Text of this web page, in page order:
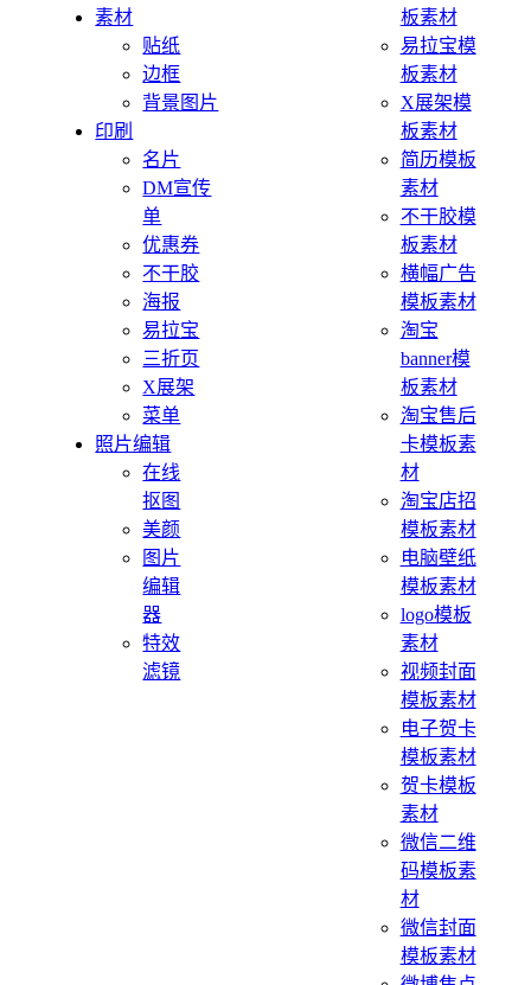
素材
贴纸
边框
背景图片
印刷
名片
DM宣传
单
优惠券
不干胶
海报
易拉宝
三折页
X展架
菜单
照片编辑
在线
抠图
美颜
图片
编辑
器
特效
滤镜
板素材
易拉宝模
板素材
X展架模
板素材
简历模板
素材
不干胶模
板素材
横幅广告
模板素材
淘宝
banner模
板素材
淘宝售后
卡模板素
材
淘宝店招
模板素材
电脑壁纸
模板素材
logo模板
素材
视频封面
模板素材
电子贺卡
模板素材
贺卡模板
素材
微信二维
码模板素
材
微信封面
模板素材